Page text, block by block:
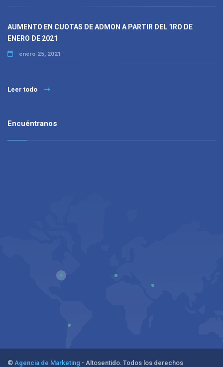
AUMENTO EN CUOTAS DE ADMON A PARTIR DEL 1RO DE
ENERO DE 2021
enero 25, 2021
Leer todo
Encuéntranos
© Agencia de Marketing - Altosentido. Todos los derechos